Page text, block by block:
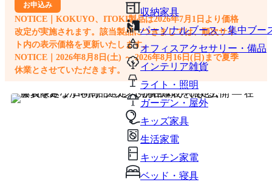
収納家具
パーソナルブース・集中ブー
オフィスアクセサリー・備品
インテリア雑貨
ライト・照明
ガーデン・屋外
キッズ家具
生活家電
キッチン家電
ベッド・寝具
お申込み
NOTICE｜KOKUYO、ITOKI製品は2026年7月1日より価格
改定が実施されます。該当製品につきましては、順次サイ
ト内の表示価格を更新いたします。
NOTICE｜2026年8月8日(土) ～ 2026年8月16日(日)まで夏季
休業とさせていただきます。